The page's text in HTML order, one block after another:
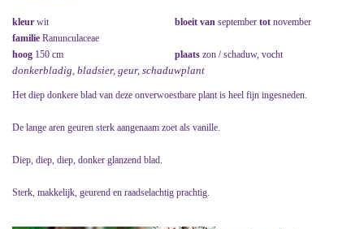
kleur wit bloeit van september tot november
familie Ranunculaceae
hoog 150 cm plaats zon / schaduw, vocht
donkerbladig, bladsier, geur, schaduwplant
Het diep donkere blad van deze onverwoestbare plant is heel fijn ingesneden.
De lange aren geuren sterk aangenaam zoet als vanille.
Diep, diep, diep, donker glanzend blad.
Sterk, makkelijk, geurend en raadselachtig prachtig.